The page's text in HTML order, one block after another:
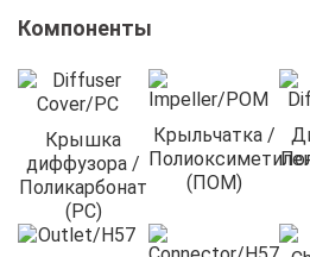
Компоненты
Крышка
диффузора /
Поликарбонат
(PC)
Крыльчатка /
(ПОМ)